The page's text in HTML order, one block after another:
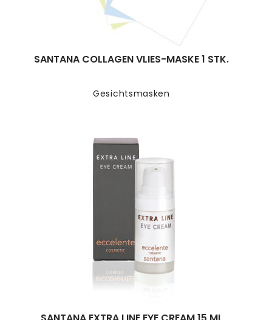
Gesichtsmasken
SANTANA COLLAGEN VLIES-MASKE 1 STK.